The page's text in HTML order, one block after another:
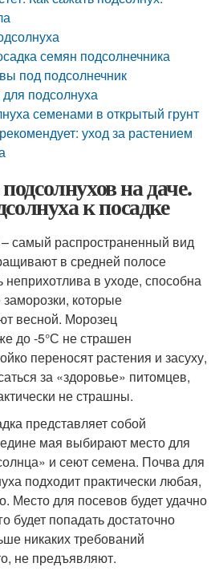
семян подсолнечника
под подсолнечник
подсолнуха
семенами в открытый грунт
уход за растением
на даче.
к посадке
самый распространенный вид
в средней полосе
неприхотлива в уходе, способна
которые
весной. Морозец
до -5°С не страшен
переносят растения и засуху,
за «здоровье» питомцев,
не страшны.
представляет собой
мая выбирают место для
и сеют семена. Почва для
подходит практически любая,
Место для посевов будет удачно
будет попадать достаточно
никаких требований
не предъявляют.